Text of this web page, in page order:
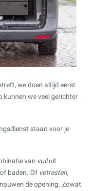
we doen altijd eerst
kunnen we veel gerichter
staan voor je
van vuiluit
baden. Of vetresten,
de opening. Zowat